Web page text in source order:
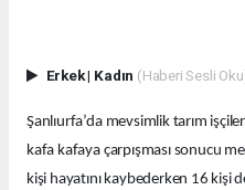
Erkek| Kadın (Haberi Sesli
Şanlıurfa’da mevsimlik tarım
kafa kafaya çarpışması sonucu
kişi hayatını kaybederken 16 kişi